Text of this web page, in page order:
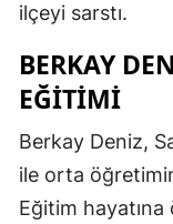
ilçeyi sarstı.
BERKAY
EĞITIMI
Berkay Deniz,
ile orta
Eğitim